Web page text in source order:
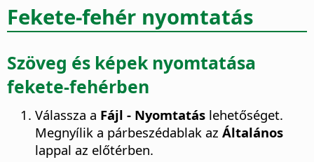
Fekete-fehér nyomtatás
Szöveg és képek nyomtatása
fekete-fehérben
Válassza a Fájl - Nyomtatás lehetőséget.
Megnyílik a párbeszédablak az Általános
lappal az előtérben.